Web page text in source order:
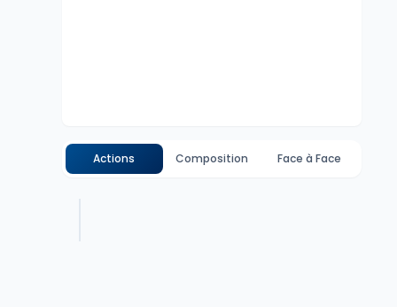
Actions Composition Face à Face